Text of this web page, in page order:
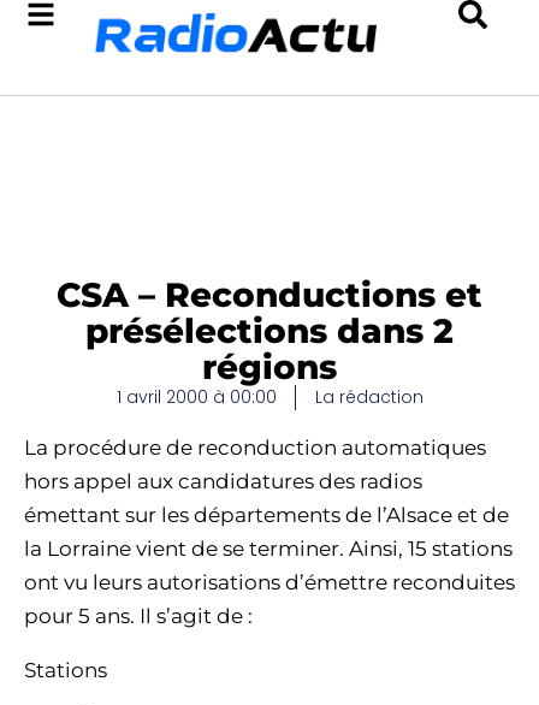
CSA – Reconductions et
présélections dans 2
régions
1 avril 2000 à 00:00 La rédaction
La procédure de reconduction automatiques
hors appel aux candidatures des radios
émettant sur les départements de l’Alsace et de
la Lorraine vient de se terminer. Ainsi, 15 stations
ont vu leurs autorisations d’émettre reconduites
pour 5 ans. Il s’agit de :
Stations